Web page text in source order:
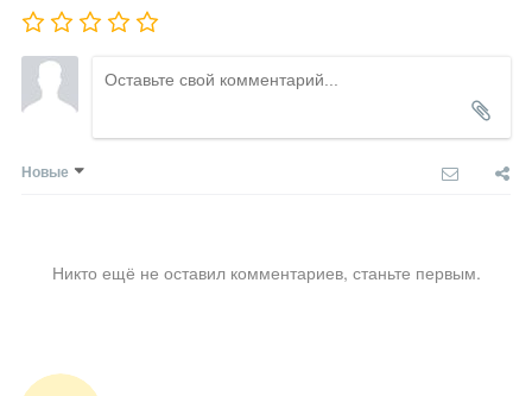
Новые
Никто ещё не оставил комментариев, станьте первым.